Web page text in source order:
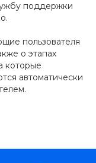
поддержки
пользователя
о этапах
которые
автоматически